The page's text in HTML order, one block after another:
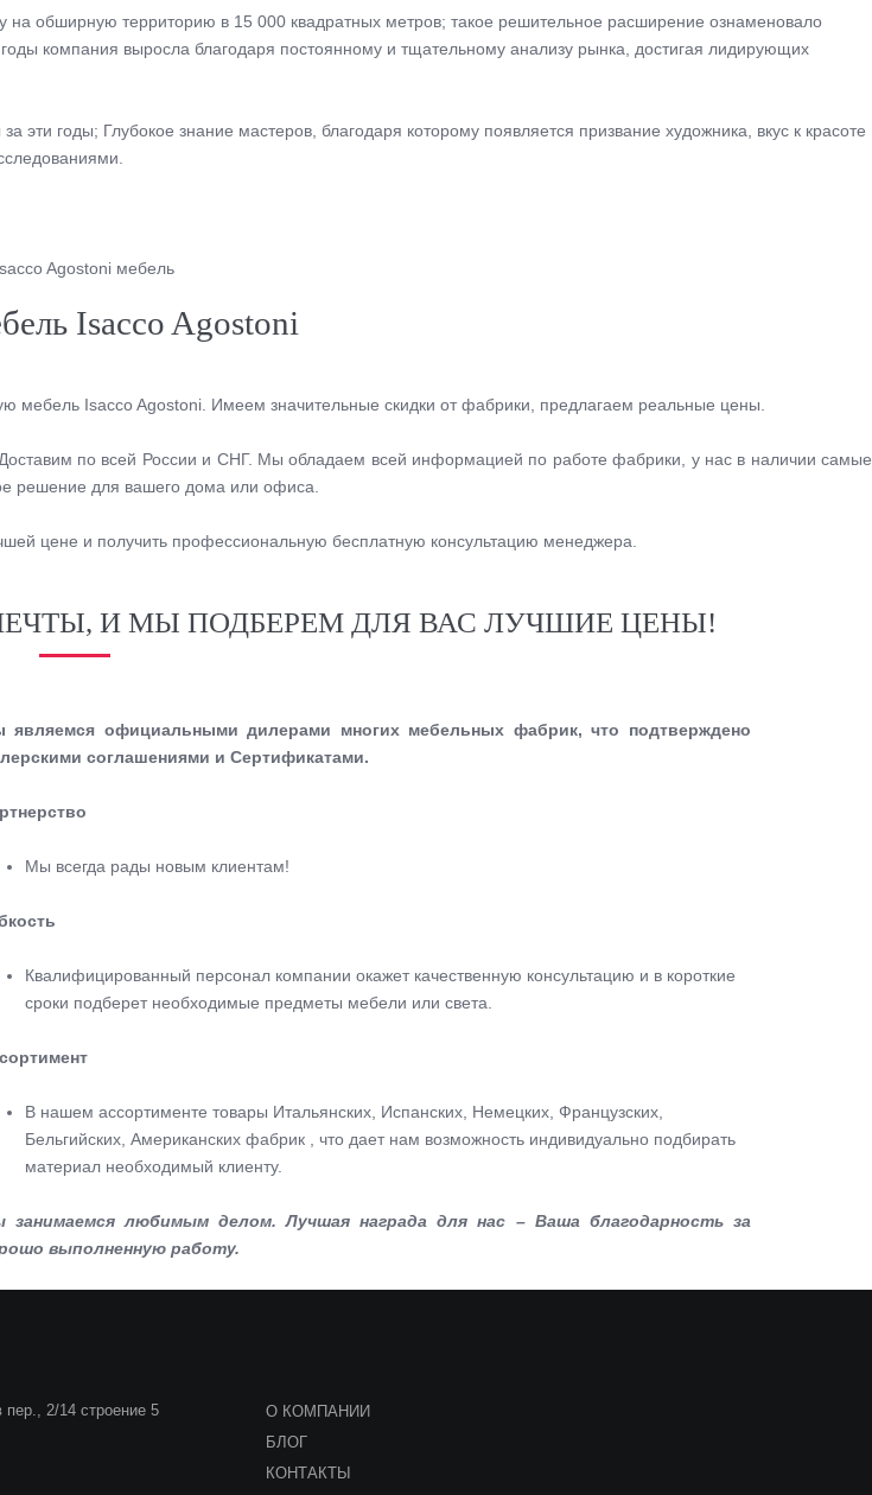
обширную территорию в 15 000 квадратных метров; такое решительное расширение ознаменовало
компания выросла благодаря постоянному и тщательному анализу рынка, достигая лидирующих
годы; Глубокое знание мастеров, благодаря которому появляется призвание художника, вкус к красоте
Isacco Agostoni
мебель Isacco Agostoni. Имеем значительные скидки от фабрики, предлагаем реальные цены.
по всей России и СНГ. Мы обладаем всей информацией по работе фабрики, у нас в наличии самые
решение для вашего дома или офиса.
цене и получить профессиональную бесплатную консультацию менеджера.
И МЫ ПОДБЕРЕМ ДЛЯ ВАС ЛУЧШИЕ ЦЕНЫ!
являемся официальными дилерами многих мебельных фабрик, что подтверждено
соглашениями и Сертификатами.
Мы всегда рады новым клиентам!
Квалифицированный персонал компании окажет качественную консультацию и в короткие
сроки подберет необходимые предметы мебели или света.
В нашем ассортименте товары Итальянских, Испанских, Немецких, Французских,
Бельгийских, Американских фабрик , что дает нам возможность индивидуально подбирать
материал необходимый клиенту.
занимаемся любимым делом. Лучшая награда для нас – Ваша благодарность за
выполненную работу.
2/14 строение 5
О КОМПАНИИ
БЛОГ
КОНТАКТЫ